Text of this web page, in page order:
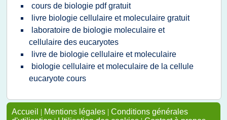
cours de biologie pdf gratuit
livre biologie cellulaire et moleculaire gratuit
laboratoire de biologie moleculaire et
cellulaire des eucaryotes
livre de biologie cellulaire et moleculaire
biologie cellulaire et moleculaire de la cellule
eucaryote cours
Accueil | Mentions légales | Conditions générales